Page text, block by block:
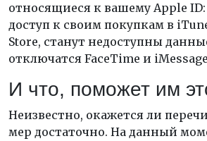
относящиеся к вашему Apple
доступ к своим покупкам в
Store, станут недоступны
отключатся FaceTime и
И что, поможет им
Неизвестно, окажется ли
мер достаточно. На данный